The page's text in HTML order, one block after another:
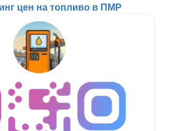
цен на топливо в ПМР